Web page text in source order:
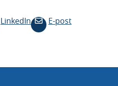
LinkedIn E-post